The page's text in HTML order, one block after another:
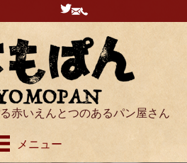
赤いえんとつのあるパン屋さん
メニュー